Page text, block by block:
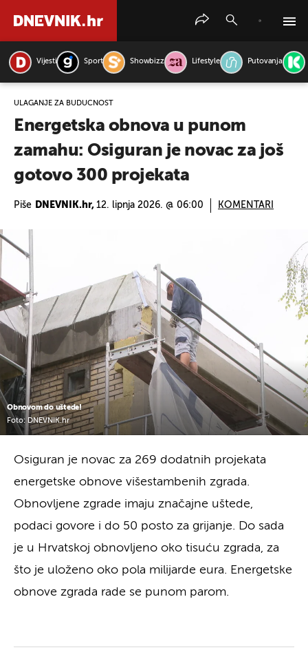
Vijesti Sport Showbizz Lifestyle Putovanja
ULAGANJE ZA BUDUĆNOST
Energetska obnova u punom
zamahu: Osiguran je novac za još
gotovo 300 projekata
Piše DNEVNIK.hr, 12. lipnja 2026. @ 06:00 KOMENTARI
Obnovom do uštede!
Foto: DNEVNIK.hr
Osiguran je novac za 269 dodatnih projekata
energetske obnove višestambenih zgrada.
Obnovljene zgrade imaju značajne uštede,
podaci govore i do 50 posto za grijanje. Do sada
je u Hrvatskoj obnovljeno oko tisuću zgrada, za
što je uloženo oko pola milijarde eura. Energetske
obnove zgrada rade se punom parom.
PRETRAŽITE VIJESTI